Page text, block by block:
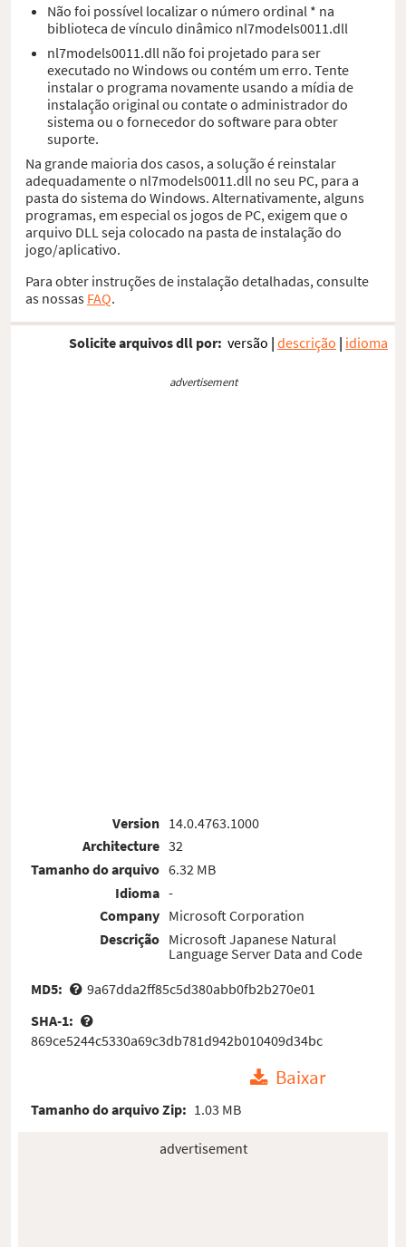
Não foi possível localizar o número ordinal * na
biblioteca de vínculo dinâmico nl7models0011.dll
nl7models0011.dll não foi projetado para ser
executado no Windows ou contém um erro. Tente
instalar o programa novamente usando a mídia de
instalação original ou contate o administrador do
sistema ou o fornecedor do software para obter
suporte.
Na grande maioria dos casos, a solução é reinstalar
adequadamente o nl7models0011.dll no seu PC, para a
pasta do sistema do Windows. Alternativamente, alguns
programas, em especial os jogos de PC, exigem que o
arquivo DLL seja colocado na pasta de instalação do
jogo/aplicativo.
Para obter instruções de instalação detalhadas, consulte
as nossas FAQ.
Solicite arquivos dll por: versão | descrição | idioma
advertisement
Version
Architecture
Tamanho do arquivo
Idioma
Company
Descrição
14.0.4763.1000
32
6.32 MB
-
Microsoft Corporation
Microsoft Japanese Natural
Language Server Data and Code
MD5:
9a67dda2ff85c5d380abb0fb2b270e01
SHA-1:
869ce5244c5330a69c3db781d942b010409d34bc
Baixar
Tamanho do arquivo Zip: 1.03 MB
advertisement